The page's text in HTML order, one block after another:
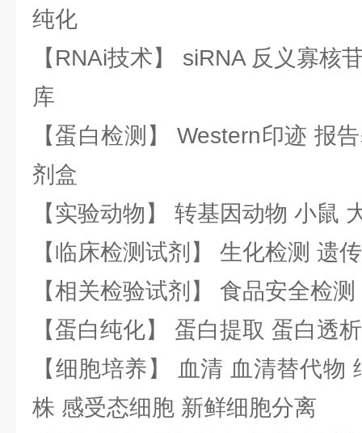
纯化
【RNAi技术】 siRNA 反义寡核
库
【蛋白检测】 Western印迹 报
剂盒
【实验动物】 转基因动物 小鼠
【临床检测试剂】 生化检测 遗
【相关检验试剂】 食品安全检
【蛋白纯化】 蛋白提取 蛋白透
【细胞培养】 血清 血清替代物
株 感受态细胞 新鲜细胞分离